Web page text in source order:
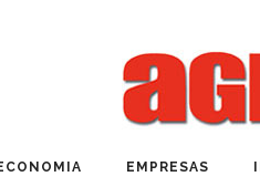
EMPRESAS